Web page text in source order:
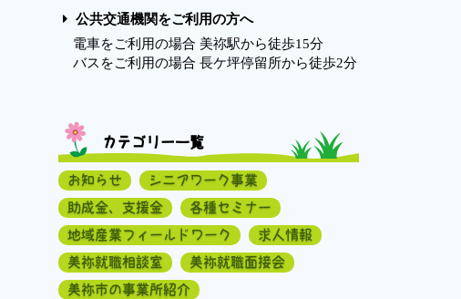
公共交通機関をご利用の方へ
電車をご利用の場合 美祢駅から徒歩15分
バスをご利用の場合 長ケ坪停留所から徒歩2分
カテゴリー一覧
お知らせ
シニアワーク事業
助成金、支援金
各種セミナー
地域産業フィールドワーク
求人情報
美祢就職相談室
美祢就職面接会
美祢市の事業所紹介